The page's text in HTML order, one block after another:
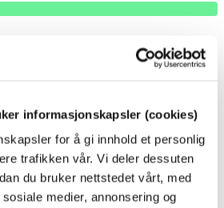
informasjonskapsler (cookies)
for å gi innhold et personlig
trafikken vår. Vi deler dessuten
du bruker nettstedet vårt, med
medier, annonsering og